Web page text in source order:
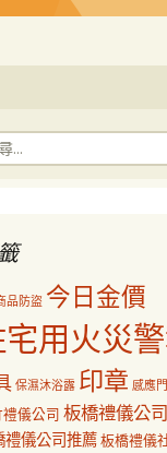
品防盜 今日金價
用火災
保濕沐浴露 印章 感應
儀公司 板橋禮儀公司
禮儀公司推薦板橋禮儀